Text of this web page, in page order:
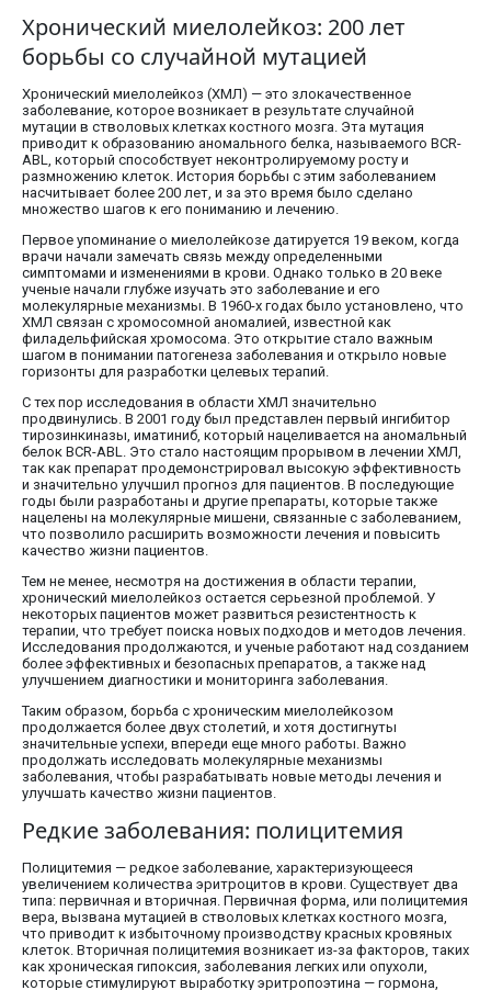
Хронический миелолейкоз: 200 лет
борьбы со случайной мутацией
Хронический миелолейкоз (ХМЛ) — это злокачественное
заболевание, которое возникает в результате случайной
мутации в стволовых клетках костного мозга. Эта мутация
приводит к образованию аномального белка, называемого BCR-
ABL, который способствует неконтролируемому росту и
размножению клеток. История борьбы с этим заболеванием
насчитывает более 200 лет, и за это время было сделано
множество шагов к его пониманию и лечению.
Первое упоминание о миелолейкозе датируется 19 веком, когда
врачи начали замечать связь между определенными
симптомами и изменениями в крови. Однако только в 20 веке
ученые начали глубже изучать это заболевание и его
молекулярные механизмы. В 1960-х годах было установлено, что
ХМЛ связан с хромосомной аномалией, известной как
филадельфийская хромосома. Это открытие стало важным
шагом в понимании патогенеза заболевания и открыло новые
горизонты для разработки целевых терапий.
С тех пор исследования в области ХМЛ значительно
продвинулись. В 2001 году был представлен первый ингибитор
тирозинкиназы, иматиниб, который нацеливается на аномальный
белок BCR-ABL. Это стало настоящим прорывом в лечении ХМЛ,
так как препарат продемонстрировал высокую эффективность
и значительно улучшил прогноз для пациентов. В последующие
годы были разработаны и другие препараты, которые также
нацелены на молекулярные мишени, связанные с заболеванием,
что позволило расширить возможности лечения и повысить
качество жизни пациентов.
Тем не менее, несмотря на достижения в области терапии,
хронический миелолейкоз остается серьезной проблемой. У
некоторых пациентов может развиться резистентность к
терапии, что требует поиска новых подходов и методов лечения.
Исследования продолжаются, и ученые работают над созданием
более эффективных и безопасных препаратов, а также над
улучшением диагностики и мониторинга заболевания.
Таким образом, борьба с хроническим миелолейкозом
продолжается более двух столетий, и хотя достигнуты
значительные успехи, впереди еще много работы. Важно
продолжать исследовать молекулярные механизмы
заболевания, чтобы разрабатывать новые методы лечения и
улучшать качество жизни пациентов.
Редкие заболевания: полицитемия
Полицитемия — редкое заболевание, характеризующееся
увеличением количества эритроцитов в крови. Существует два
типа: первичная и вторичная. Первичная форма, или полицитемия
вера, вызвана мутацией в стволовых клетках костного мозга,
что приводит к избыточному производству красных кровяных
клеток. Вторичная полицитемия возникает из-за факторов, таких
как хроническая гипоксия, заболевания легких или опухоли,
которые стимулируют выработку эритропоэтина — гормона,